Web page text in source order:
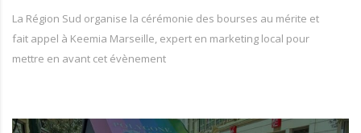
La Région Sud organise la cérémonie des bourses au mérite et
fait appel à Keemia Marseille, expert en marketing local pour
mettre en avant cet évènement